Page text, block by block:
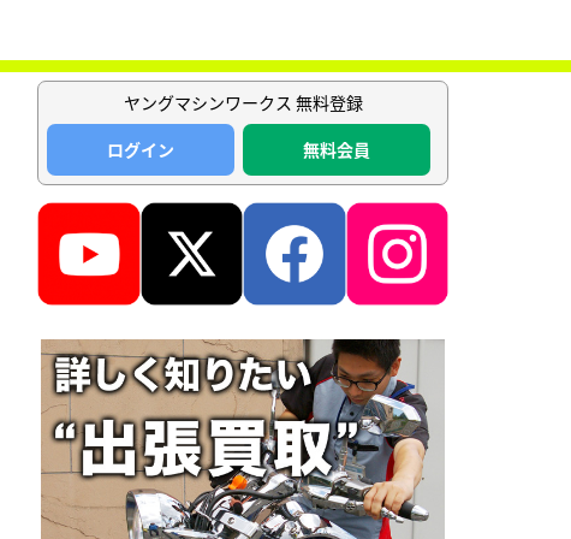
ヤングマシンワークス 無料登録
ログイン
無料会員